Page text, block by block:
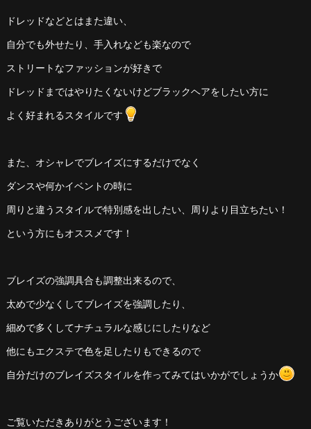
ドレッドなどとはまた違い、
自分でも外せたり、手入れなども楽なので
ストリートなファッションが好きで
ドレッドまではやりたくないけどブラックヘアをしたい方に
よく好まれるスタイルです
また、オシャレでブレイズにするだけでなく
ダンスや何かイベントの時に
周りと違うスタイルで特別感を出したい、周りより目立ちたい！
という方にもオススメです！
ブレイズの強調具合も調整出来るので、
太めで少なくしてブレイズを強調したり、
細めで多くしてナチュラルな感じにしたりなど
他にもエクステで色を足したりもできるので
自分だけのブレイズスタイルを作ってみてはいかがでしょうか
ご覧いただきありがとうございます！